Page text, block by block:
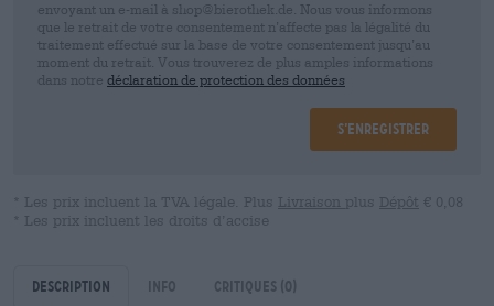
envoyant un e-mail à shop@bierothek.de. Nous vous informons
que le retrait de votre consentement n’affecte pas la légalité du
traitement effectué sur la base de votre consentement jusqu’au
moment du retrait. Vous trouverez de plus amples informations
dans notre déclaration de protection des données
S’enregistrer
* Les prix incluent la TVA légale. Plus Livraison plus Dépôt € 0,08
* Les prix incluent les droits d’accise
Description Info Critiques (0)